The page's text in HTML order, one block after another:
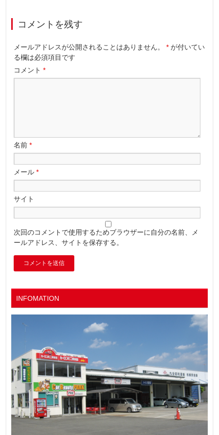
コメントを残す
メールアドレスが公開されることはありません。 * が付いてい
る欄は必須項目です
コメント*
名前*
メール*
サイト
次回のコメントで使用するためブラウザーに自分の名前、メ
ールアドレス、サイトを保存する。
INFOMATION